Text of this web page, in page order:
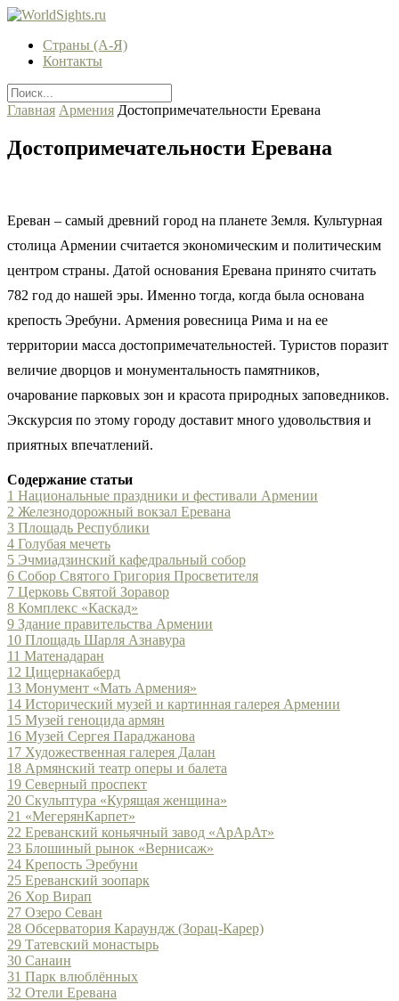
Страны (А-Я)
Контакты
Главная Армения Достопримечательности Еревана
Достопримечательности Еревана
Ереван – самый древний город на планете Земля. Культурная
столица Армении считается экономическим и политическим
центром страны. Датой основания Еревана принято считать
782 год до нашей эры. Именно тогда, когда была основана
крепость Эребуни. Армения ровесница Рима и на ее
территории масса достопримечательностей. Туристов поразит
величие дворцов и монументальность памятников,
очарование парковых зон и красота природных заповедников.
Экскурсия по этому городу доставит много удовольствия и
приятных впечатлений.
Содержание статьи
1 Национальные праздники и фестивали Армении
2 Железнодорожный вокзал Еревана
3 Площадь Республики
4 Голубая мечеть
5 Эчмиадзинский кафедральный собор
6 Собор Святого Григория Просветителя
7 Церковь Святой Зоравор
8 Комплекс «Каскад»
9 Здание правительства Армении
10 Площадь Шарля Азнавура
11 Матенадаран
12 Цицернакаберд
13 Монумент «Мать Армения»
14 Исторический музей и картинная галерея Армении
15 Музей геноцида армян
16 Музей Сергея Параджанова
17 Художественная галерея Далан
18 Армянский театр оперы и балета
19 Северный проспект
20 Скульптура «Курящая женщина»
21 «МегерянКарпет»
22 Ереванский коньячный завод «АрАрАт»
23 Блошиный рынок «Вернисаж»
24 Крепость Эребуни
25 Ереванский зоопарк
26 Хор Вирап
27 Озеро Севан
28 Обсерватория Караундж (Зорац-Карер)
29 Татевский монастырь
30 Санаин
31 Парк влюблённых
32 Отели Еревана